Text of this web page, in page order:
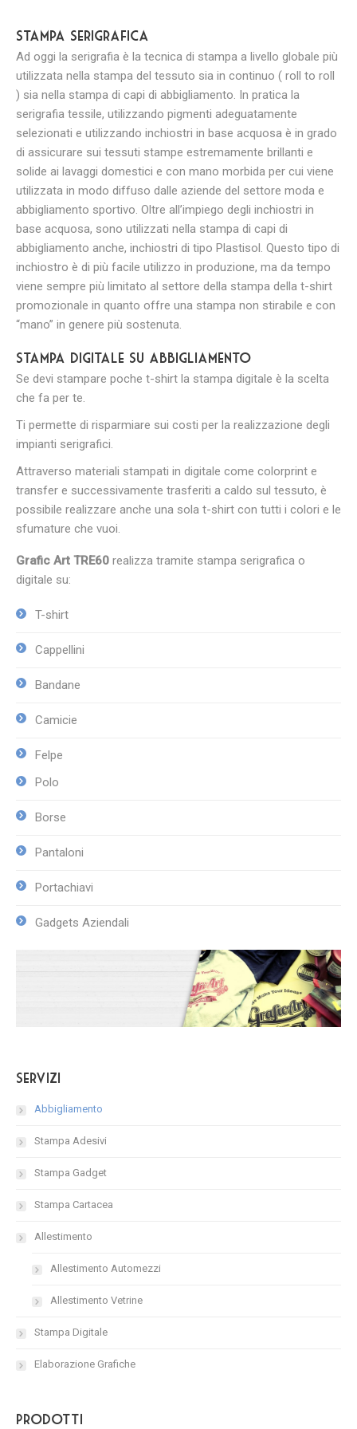
Stampa serigrafica
Ad oggi la serigrafia è la tecnica di stampa a livello globale più
utilizzata nella stampa del tessuto sia in continuo ( roll to roll
) sia nella stampa di capi di abbigliamento. In pratica la
serigrafia tessile, utilizzando pigmenti adeguatamente
selezionati e utilizzando inchiostri in base acquosa è in grado
di assicurare sui tessuti stampe estremamente brillanti e
solide ai lavaggi domestici e con mano morbida per cui viene
utilizzata in modo diffuso dalle aziende del settore moda e
abbigliamento sportivo. Oltre all’impiego degli inchiostri in
base acquosa, sono utilizzati nella stampa di capi di
abbigliamento anche, inchiostri di tipo Plastisol. Questo tipo di
inchiostro è di più facile utilizzo in produzione, ma da tempo
viene sempre più limitato al settore della stampa della t-shirt
promozionale in quanto offre una stampa non stirabile e con
“mano” in genere più sostenuta.
Stampa digitale su abbigliamento
Se devi stampare poche t-shirt la stampa digitale è la scelta
che fa per te.
Ti permette di risparmiare sui costi per la realizzazione degli
impianti serigrafici.
Attraverso materiali stampati in digitale come colorprint e
transfer e successivamente trasferiti a caldo sul tessuto, è
possibile realizzare anche una sola t-shirt con tutti i colori e le
sfumature che vuoi.
Grafic Art TRE60 realizza tramite stampa serigrafica o
digitale su:
T-shirt
Cappellini
Bandane
Camicie
Felpe
Polo
Borse
Pantaloni
Portachiavi
Gadgets Aziendali
Servizi
Abbigliamento
Stampa Adesivi
Stampa Gadget
Stampa Cartacea
Allestimento
Allestimento Automezzi
Allestimento Vetrine
Stampa Digitale
Elaborazione Grafiche
Prodotti